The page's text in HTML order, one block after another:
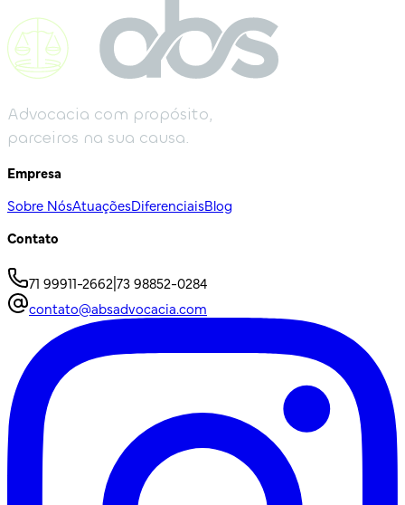
Advocacia com propósito,
parceiros na sua causa.
Empresa
Sobre NósAtuaçõesDiferenciaisBlog
Contato
71 99911-2662 73 98852-0284
contato@absadvocacia.com